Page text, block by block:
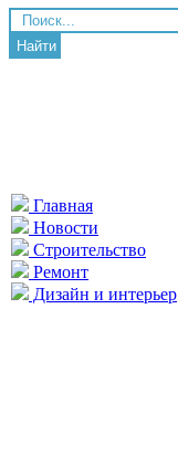
Найти
Главная
Новости
Строительство
Ремонт
Дизайн и интерьер